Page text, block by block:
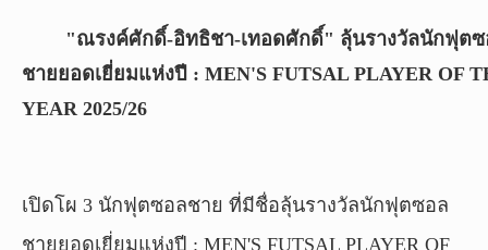
"ณรงค์ศักดิ์-อิทธิชา-เทอดศักดิ์" ลุ้นรางวัลนักฟุต
ชายยอดเยี่ยมแห่งปี : MEN'S FUTSAL PLAYER OF
YEAR 2025/26
เปิดโผ 3 นักฟุตซอลชาย ที่มีชื่อลุ้นรางวัลนักฟุตซอล
ชายยอดเยี่ยมแห่งปี : MEN'S FUTSAL PLAYER OF
2026
Sport,